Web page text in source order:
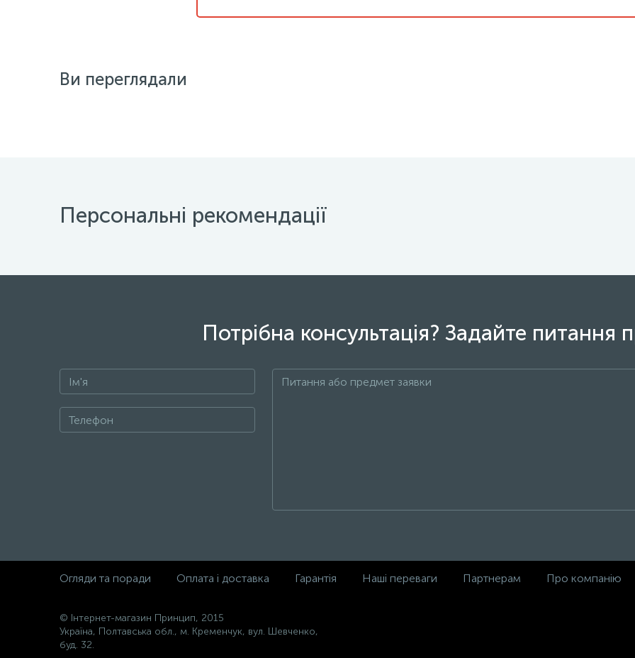
Ви переглядали
Персональні рекомендації
Потрібна консультація? Задайте питання
Огляди та поради Оплата і доставка Гарантія Наші переваги Партнерам Про компанію
© Інтернет-магазин Принцип, 2015
Україна, Полтавська обл., м. Кременчук, вул. Шевченко,
буд. 32.